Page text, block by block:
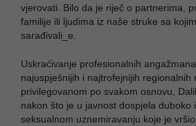
vjerovati. Bilo da je riječ o partnerima,
familije ili ljudima iz naše struke sa
sarađivali_e.
Uskraćivanje profesionalnih
najuspješnijih i najtrofejnijih regionalnih
privilegovanom po svakom osnovu,
nakon što je u javnost dospjela duboko
seksualnom uznemiravanju koje je